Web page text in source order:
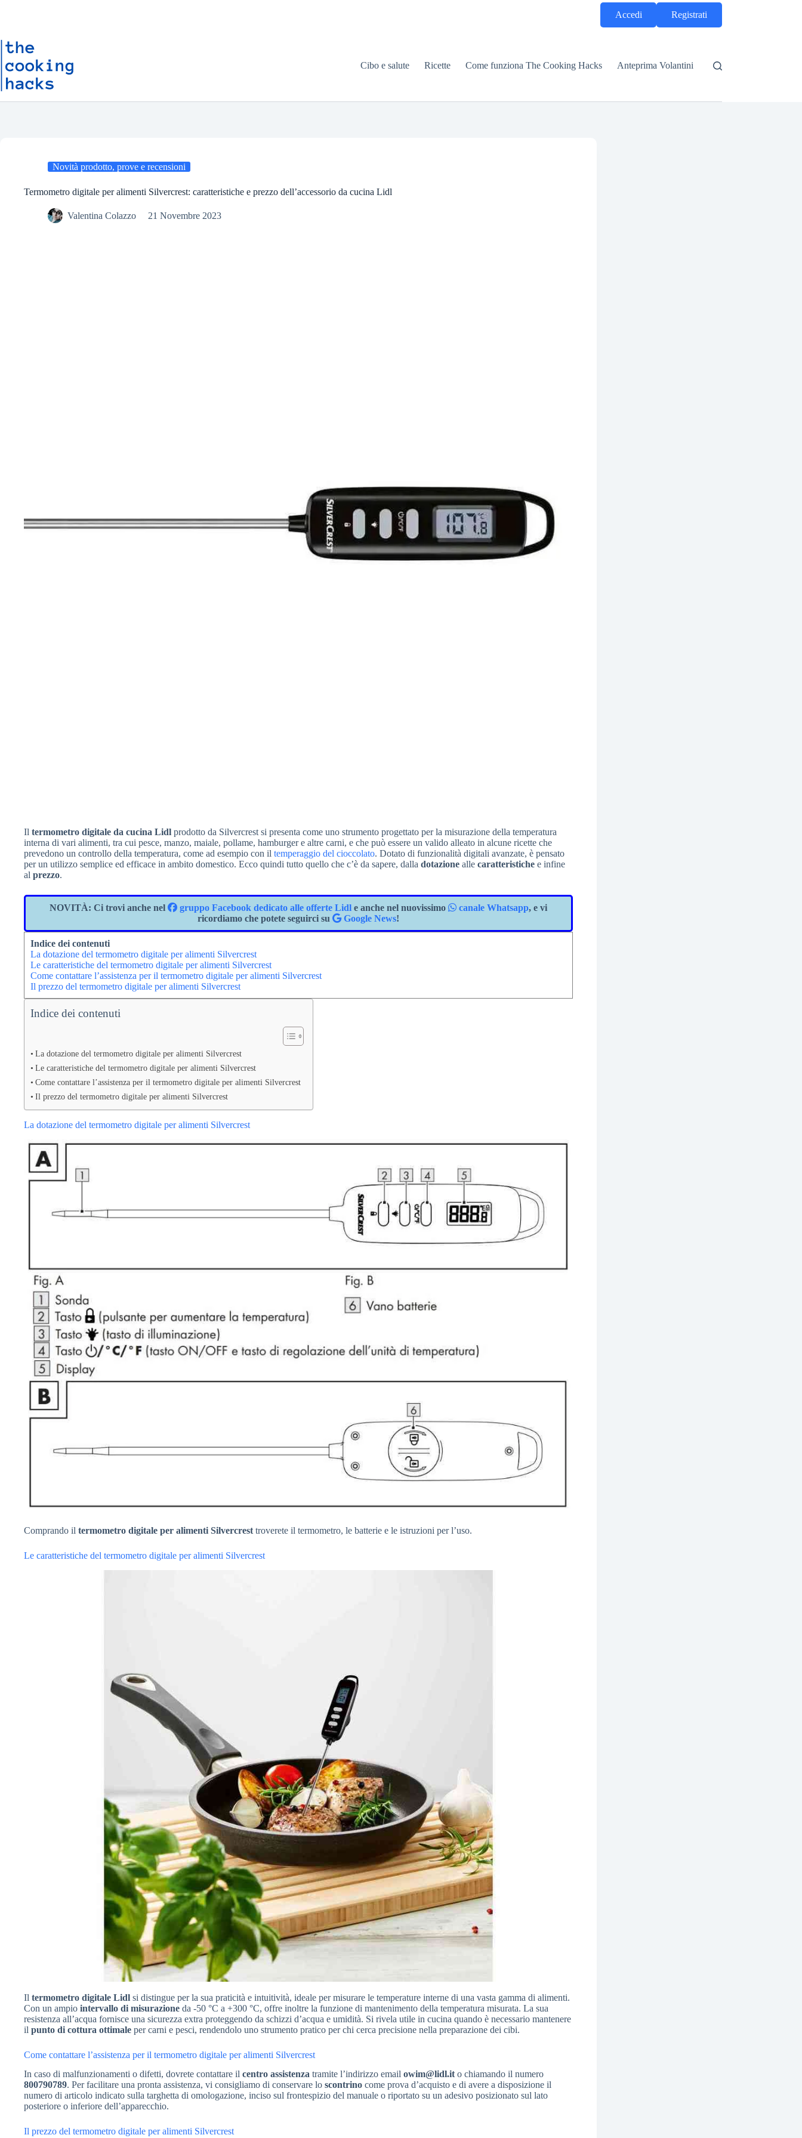
t
o
n
Accedi Registrati
Cibo e salute Ricette Come funziona The Cooking Hacks Anteprima Volantini
Novità prodotto, prove e recensioni
Termometro digitale per alimenti Silvercrest: caratteristiche e prezzo dell’accessorio da cucina Lidl
Valentina Colazzo 21 Novembre 2023
Il termometro digitale da cucina Lidl prodotto da Silvercrest si presenta come uno strumento progettato per la misurazione della temperatura
interna di vari alimenti, tra cui pesce, manzo, maiale, pollame, hamburger e altre carni, e che può essere un valido alleato in alcune ricette che
prevedono un controllo della temperatura, come ad esempio con il temperaggio del cioccolato. Dotato di funzionalità digitali avanzate, è pensato
per un utilizzo semplice ed efficace in ambito domestico. Ecco quindi tutto quello che c’è da sapere, dalla dotazione alle caratteristiche e infine
al prezzo.
NOVITÀ: Ci trovi anche nel gruppo Facebook dedicato alle offerte Lidl e anche nel nuovissimo canale Whatsapp, e vi
ricordiamo che potete seguirci su
Google News!
Indice dei contenuti
La dotazione del termometro digitale per alimenti Silvercrest
Le caratteristiche del termometro digitale per alimenti Silvercrest
Come contattare l’assistenza per il termometro digitale per alimenti Silvercrest
Il prezzo del termometro digitale per alimenti Silvercrest
Indice dei contenuti
La dotazione del termometro digitale per alimenti Silvercrest
Le caratteristiche del termometro digitale per alimenti Silvercrest
Come contattare l’assistenza per il termometro digitale per alimenti Silvercrest
Il prezzo del termometro digitale per alimenti Silvercrest
La dotazione del termometro digitale per alimenti Silvercrest
Comprando il termometro digitale per alimenti Silvercrest troverete il termometro, le batterie e le istruzioni per l’uso.
Le caratteristiche del termometro digitale per alimenti Silvercrest
Il termometro digitale Lidl si distingue per la sua praticità e intuitività, ideale per misurare le temperature interne di una vasta gamma di alimenti.
Con un ampio intervallo di misurazione da -50 °C a +300 °C, offre inoltre la funzione di mantenimento della temperatura misurata. La sua
resistenza all’acqua fornisce una sicurezza extra proteggendo da schizzi d’acqua e umidità. Si rivela utile in cucina quando è necessario mantenere
il punto di cottura ottimale per carni e pesci, rendendolo uno strumento pratico per chi cerca precisione nella preparazione dei cibi.
Come contattare l’assistenza per il termometro digitale per alimenti Silvercrest
In caso di malfunzionamenti o difetti, dovrete contattare il centro assistenza tramite l’indirizzo email owim@lidl.it o chiamando il numero
800790789. Per facilitare una pronta assistenza, vi consigliamo di conservare lo scontrino come prova d’acquisto e di avere a disposizione il
numero di articolo indicato sulla targhetta di omologazione, inciso sul frontespizio del manuale o riportato su un adesivo posizionato sul lato
posteriore o inferiore dell’apparecchio.
Il prezzo del termometro digitale per alimenti Silvercrest